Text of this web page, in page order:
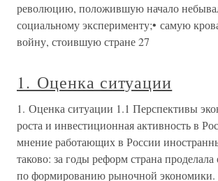
революцию, положившую начало
социальному эксперименту;• самую
войну, стоившую стране 27
1. Оценка ситуации
1. Оценка ситуации 1.1 Перспективы
роста и инвестиционная активность в
мнение работающих в России
таково: за годы реформ страна
по формированию рыночной экономики.